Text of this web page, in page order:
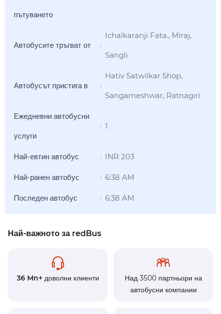
пътуването
Автобусите тръгват от :
Ichalkaranji Fata., Miraj,
Sangli
Автобусът пристига в :
Hativ Satwilkar Shop,
Sangameshwar, Ratnagiri
Ежедневни автобусни
услуги
: 1
Най-евтин автобус : INR 203
Най-ранен автобус : 6:38 AM
Последен автобус : 6:38 AM
Най-важното за redBus
36 Mn+доволни клиенти
Над 3500 партньори на
автобусни компании